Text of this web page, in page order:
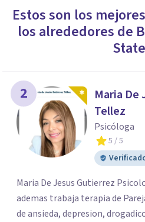
Estos son los
los alrededores de
2
Maria De
Tellez
Psicóloga
5 / 5
Maria De Jesus Gutierrez
ademas trabaja terapia de
de ansieda, depresion,